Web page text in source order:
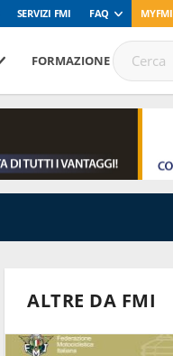
SERVIZI FMI FAQ MYFMI
FORMAZIONE
ALTRE DA FMI